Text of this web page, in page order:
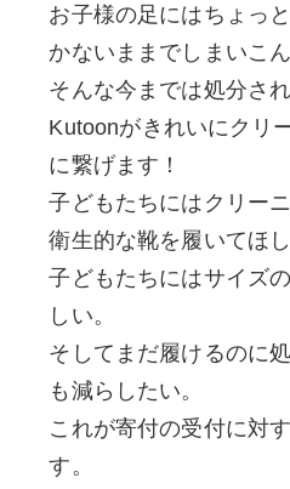
お子様の足にはちょっ
かないままでしまいこ
そんな今までは処分さ
Kutoonがきれいにクリ
に繋げます！
子どもたちにはクリー
衛生的な靴を履いてほし
子どもたちにはサイズ
しい。
そしてまだ履けるのに
も減らしたい。
これが寄付の受付に対
す。